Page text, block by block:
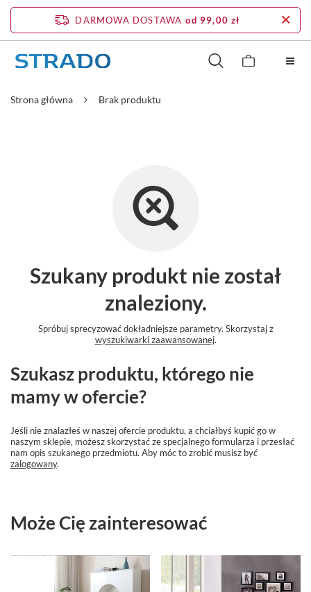
DARMOWA DOSTAWA od 99,00 zł
Strona główna Brak produktu
Szukany produkt nie został
znaleziony.
Spróbuj sprecyzować dokładniejsze parametry. Skorzystaj z
wyszukiwarki zaawansowanej.
Szukasz produktu, którego nie
mamy w ofercie?
Jeśli nie znalazłeś w naszej ofercie produktu, a chciałbyś kupić go w
naszym sklepie, możesz skorzystać ze specjalnego formularza i przesłać
nam opis szukanego przedmiotu. Aby móc to zrobić musisz być
zalogowany.
Może Cię zainteresować